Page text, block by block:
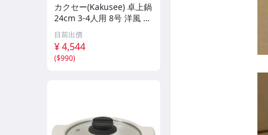
カクセー(Kakusee) 卓上鍋
24cm 3-4人用 8号 洋風 土
鍋 陶器 電子レンジ対応 直
火対応 デリシアス DEL-21
目前出價
¥ 4,544
($990)